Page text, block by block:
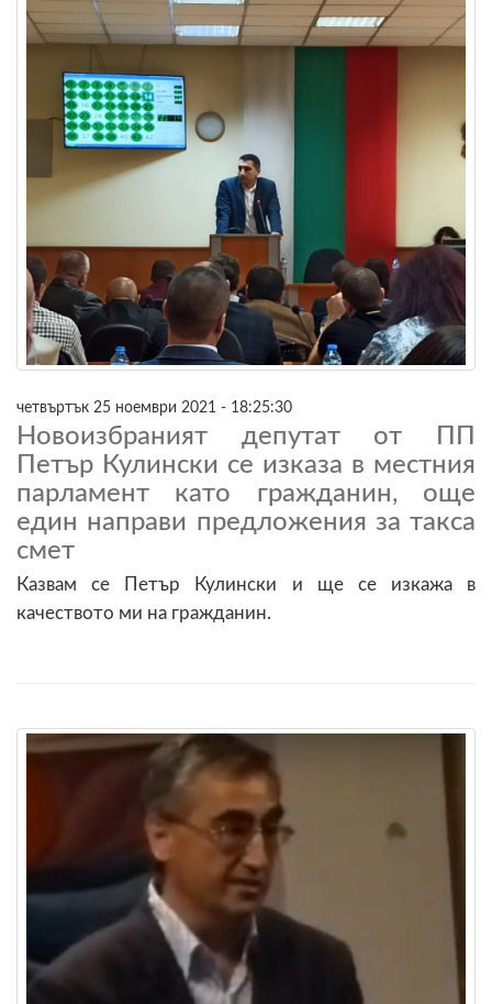
четвъртък 25 ноември 2021 - 18:25:30
Новоизбраният депутат от ПП
Петър Кулински се изказа в местния
парламент като гражданин, още
един направи предложения за такса
смет
Казвам се Петър Кулински и ще се изкажа в
качеството ми на гражданин.